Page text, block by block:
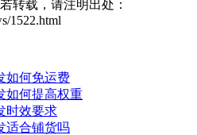
转载，请注明出处：
1522.html
如何免运费
如何提高权重
时效要求
适合铺货吗